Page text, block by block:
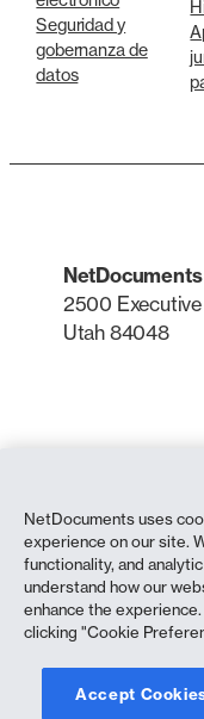
Seguridad y
gobernanza de
datos
NetDocuments
2500
Utah 84048
Política de privacidad
Política de
Declaración contra la
Política de cookies
Cumplimiento
Copyright © 2026
NetDocuments uses
experience on our site.
functionality, and
understand how our
enhance the
clicking "Cookie
Accept